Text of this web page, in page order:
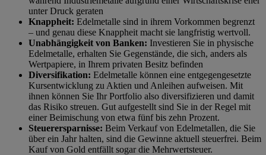
unter Druck geraten
Knappheit: Edelmetalle sind in ihrem Vorkommen begrenzt
– und genau diese Knappheit macht sie langfristig wertvoll.
Unabhängigkeit von Banken: Investieren Sie in physische
Edelmetalle, erhalten Sie Gegenstände, die sich, anders als
Wertpapiere, in Ihrem privaten Besitz befinden
Diversifikation: Edelmetalle können eine entgegengesetzte
Kursentwicklung zu Aktien und Anleihen aufweisen. Mit
ihnen können Sie Ihr Portfolio also diversifizieren und damit
das Risiko streuen. Gut aufgestellt sind Sie in der Regel mit
einer Beimischung von etwa fünf bis zehn Prozent.
Steuerersparnisse: Beim Verkauf von Edelmetallen, die Sie
über ein Jahr halten, sind die Gewinne aktuell steuerfrei. Beim
Kauf von Gold entfällt sogar die Mehrwertsteuer.